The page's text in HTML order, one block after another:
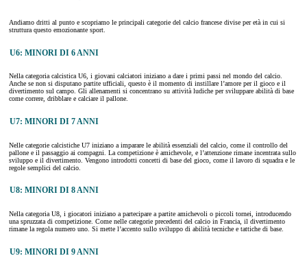
Andiamo dritti al punto e scopriamo le principali categorie del calcio francese divise per età in cui si
struttura questo emozionante sport.
U6: MINORI DI 6 ANNI
Nella categoria calcistica U6, i giovani calciatori iniziano a dare i primi passi nel mondo del calcio.
Anche se non si disputano partite ufficiali, questo è il momento di instillare l’amore per il gioco e il
divertimento sul campo. Gli allenamenti si concentrano su attività ludiche per sviluppare abilità di base
come correre, dribblare e calciare il pallone.
U7: MINORI DI 7 ANNI
Nelle categorie calcistiche U7 iniziano a imparare le abilità essenziali del calcio, come il controllo del
pallone e il passaggio ai compagni. La competizione è amichevole, e l’attenzione rimane incentrata sullo
sviluppo e il divertimento. Vengono introdotti concetti di base del gioco, come il lavoro di squadra e le
regole semplici del calcio.
U8: MINORI DI 8 ANNI
Nella categoria U8, i giocatori iniziano a partecipare a partite amichevoli o piccoli tornei, introducendo
una spruzzata di competizione. Come nelle categorie precedenti del calcio in Francia, il divertimento
rimane la regola numero uno. Si mette l’accento sullo sviluppo di abilità tecniche e tattiche di base.
U9: MINORI DI 9 ANNI